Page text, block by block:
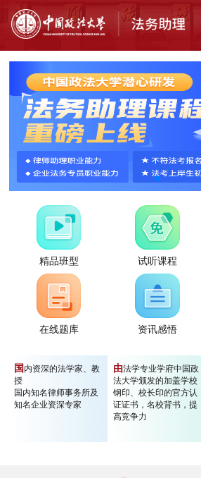
精品班型 试听课程
在线题库 资讯感悟
国 内资深的法学家、教
授
国内知名律师事务所及
知名企业资深专家
由法学专业学府中国政
法大学颁发的加盖学校
钢印、校长印的官方认
证证书，名校背书，提
高竞争力